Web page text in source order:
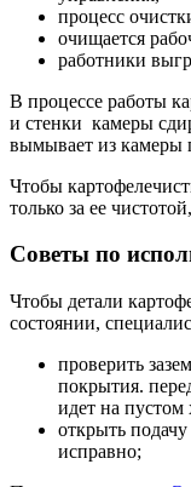
процесс
очищается
работники
В процессе работы
и стенки камеры
вымывает из камеры
Чтобы
только за ее
Советы по
Чтобы детали
состоянии,
проверить
покрытия.
идет на пустом
открыть
исправно;